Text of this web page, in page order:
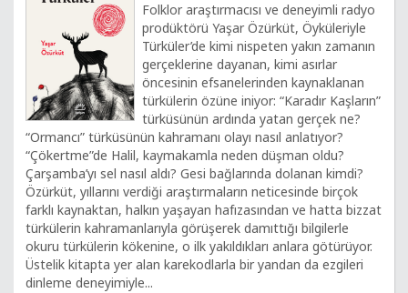
Folklor araştırmacısı ve deneyimli radyo
prodüktörü Yaşar Özürküt, Öyküleriyle
Türküler’de kimi nispeten yakın zamanın
gerçeklerine dayanan, kimi asırlar
öncesinin efsanelerinden kaynaklanan
türkülerin özüne iniyor: “Karadır Kaşların”
türküsünün ardında yatan gerçek ne?
“Ormancı” türküsünün kahramanı olayı nasıl anlatıyor?
“Çökertme”de Halil, kaymakamla neden düşman oldu?
Çarşamba’yı sel nasıl aldı? Gesi bağlarında dolanan kimdi?
Özürküt, yıllarını verdiği araştırmaların neticesinde birçok
farklı kaynaktan, halkın yaşayan hafızasından ve hatta bizzat
türkülerin kahramanlarıyla görüşerek damıttığı bilgilerle
okuru türkülerin kökenine, o ilk yakıldıkları anlara götürüyor.
Üstelik kitapta yer alan karekodlarla bir yandan da ezgileri
dinleme deneyimiyle...